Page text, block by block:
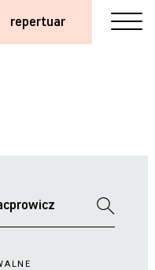
repertuar